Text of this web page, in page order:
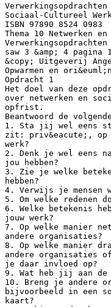
Verwerkingsopdrachten
Sociaal-Cultureel
ISBN 97890 8524 0983
Thema 10 Netwerken
saw 3 &amp; 4 pagina 1
&copy; Uitgeverij
Opwarmen en
Opdracht 1
Het doel van deze
over netwerken en
opfrist.
Beantwoord de
1. Sta jij wel eens
zit: priv&eacute;, op
werk?
2. Denk je wel eens
jou hebben?
3. Zie je welke
hebben?
4. Verwijs je mensen
5. Om welke redenen
6. Welke betekenis
jouw werk?
7. Op welke manier
andere organisaties?
8. Op welke manier
andere organisaties
je daar invloed op?
9. Wat heb jij aan de
10. Breng je andere
bijvoorbeeld in een
kaart?